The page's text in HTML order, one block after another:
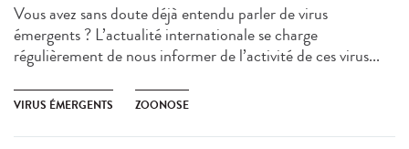
Vous avez sans doute déjà entendu parler de virus
émergents ? L’actualité internationale se charge
régulièrement de nous informer de l’activité de ces virus...
VIRUS ÉMERGENTS ZOONOSE